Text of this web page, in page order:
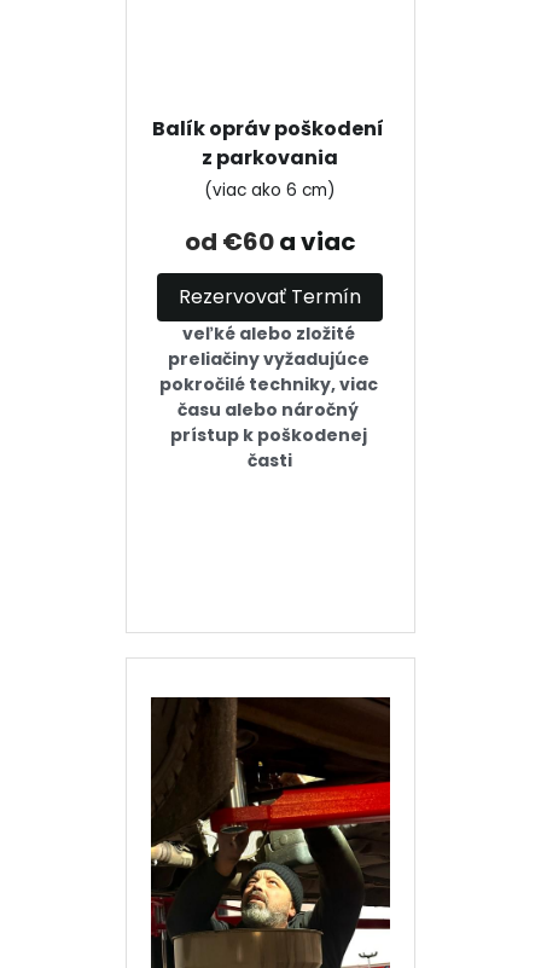
Balík opráv poškodení
z parkovania
(viac ako 6 cm)
od €60 a viac
Rezervovať Termín
veľké alebo zložité
preliačiny vyžadujúce
pokročilé techniky, viac
času alebo náročný
prístup k poškodenej
časti